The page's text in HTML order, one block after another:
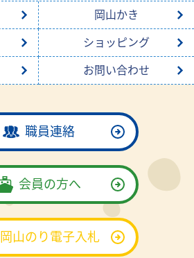
岡山かき
ショッピング
お問い合わせ
職員連絡
会員の方へ
岡山のり電子入札